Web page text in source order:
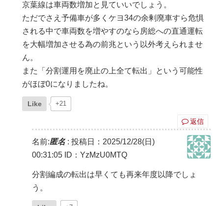
京葉線は車両数増加と見ていいでしょう。
ただでさえ予備車が多くケヨ34の余剰廃車すら危惧
される中で車両数を増やすのなら房総への直通運転
を大幅増加させる為の前兆という以外考えられませ
ん。
また「分割運用を廃止の上全て転出」という可能性
がほぼ0になりましたね。
Like +21
返信
名前:匿名: 投稿日：2025/12/28(日)
00:31:05 ID：YzMzU0MTQ
分割編成の転出は早くても再来年度以降でしょ
う。